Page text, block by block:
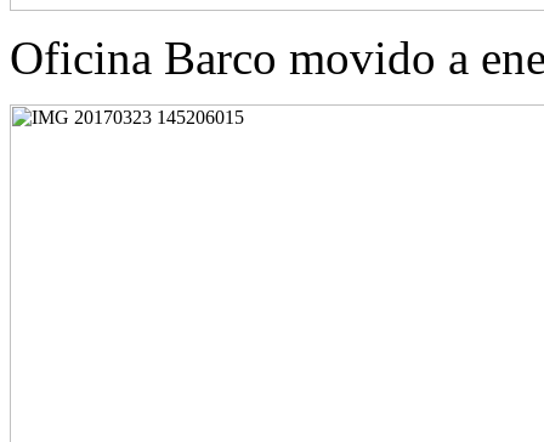
Oficina Barco movido a